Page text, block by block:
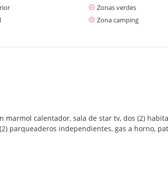
Zonas verdes
Zona camping
marmol calentador, sala de star tv, dos (2)
parqueaderos independientes, gas a horno,